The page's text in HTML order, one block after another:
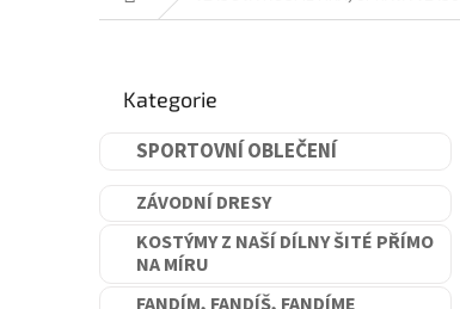
kategorie
Kategorie
SPORTOVNÍ OBLEČENÍ
ZÁVODNÍ DRESY
KOSTÝMY Z NAŠÍ DÍLNY ŠITÉ PŘÍMO
NA MÍRU